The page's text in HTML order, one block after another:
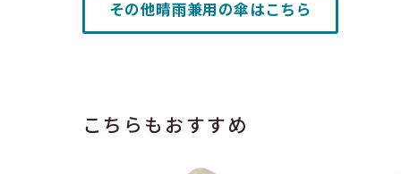
その他晴雨兼用の傘はこちら
こちらもおすすめ